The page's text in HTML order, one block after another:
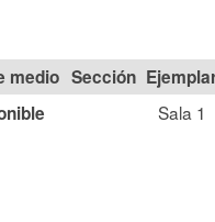
medio Sección
Sala 1